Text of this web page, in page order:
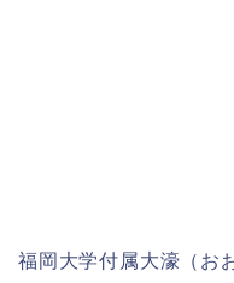
福岡大学付属大濠（お